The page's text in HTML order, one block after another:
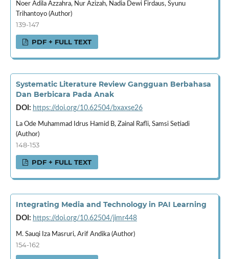
Noer Adila Azzahra, Nur Azizah, Nadia Dewi Firdaus, Syunu
Trihantoyo (Author)
139-147
PDF + FULL TEXT
Systematic Literature Review Gangguan Berbahasa
Dan Berbicara Pada Anak
DOI: https://doi.org/10.62504/bxaxse26
La Ode Muhammad Idrus Hamid B, Zainal Rafli, Samsi Setiadi
(Author)
148-153
PDF + FULL TEXT
Integrating Media and Technology in PAI Learning
DOI: https://doi.org/10.62504/jimr448
M. Sauqi Iza Masruri, Arif Andika (Author)
154-162